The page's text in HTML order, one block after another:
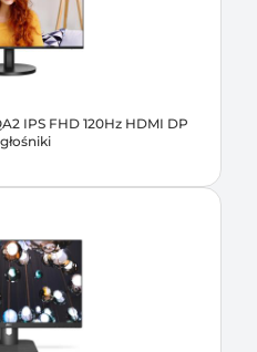
IPS FHD 120Hz HDMI DP